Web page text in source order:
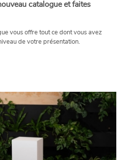
catalogue et faites
vous offre tout ce dont vous avez
de votre présentation.